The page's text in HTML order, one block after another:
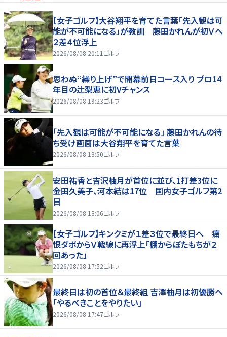
【女子ゴルフ】大谷翔平を育てた言葉「先入観は可
能が不可能になる」が教訓 藤田かれんが初Ｖへ
２差４位浮上
2026/08/08 20:11 ゴルフ
思わぬ“繰り上げ”で開幕前日コース入り プロ14
年目の辻梨恵に初Vチャンス
2026/08/08 19:23ゴルフ
「先入観は可能が不可能になる」 藤田かれんの待
ち受け画面は大谷翔平を育てた言葉
2026/08/08 18:50ゴルフ
安田祐香と吉沢柚月が首位に並び、1打差3位に
金田久美子、河本結は17位 国内女子ゴルフ第2
日
2026/08/08 18:06ゴルフ
【女子ゴルフ】キンクミが１差３位で最終日へ 痛
恨ダボからＶ戦線に再浮上「棚からぼたもちが２
回あった」
2026/08/08 17:52ゴルフ
最終日は初の首位＆最終組 吉澤柚月は初優勝へ
「やるべきことをやりたい」
2026/08/08 17:47ゴルフ